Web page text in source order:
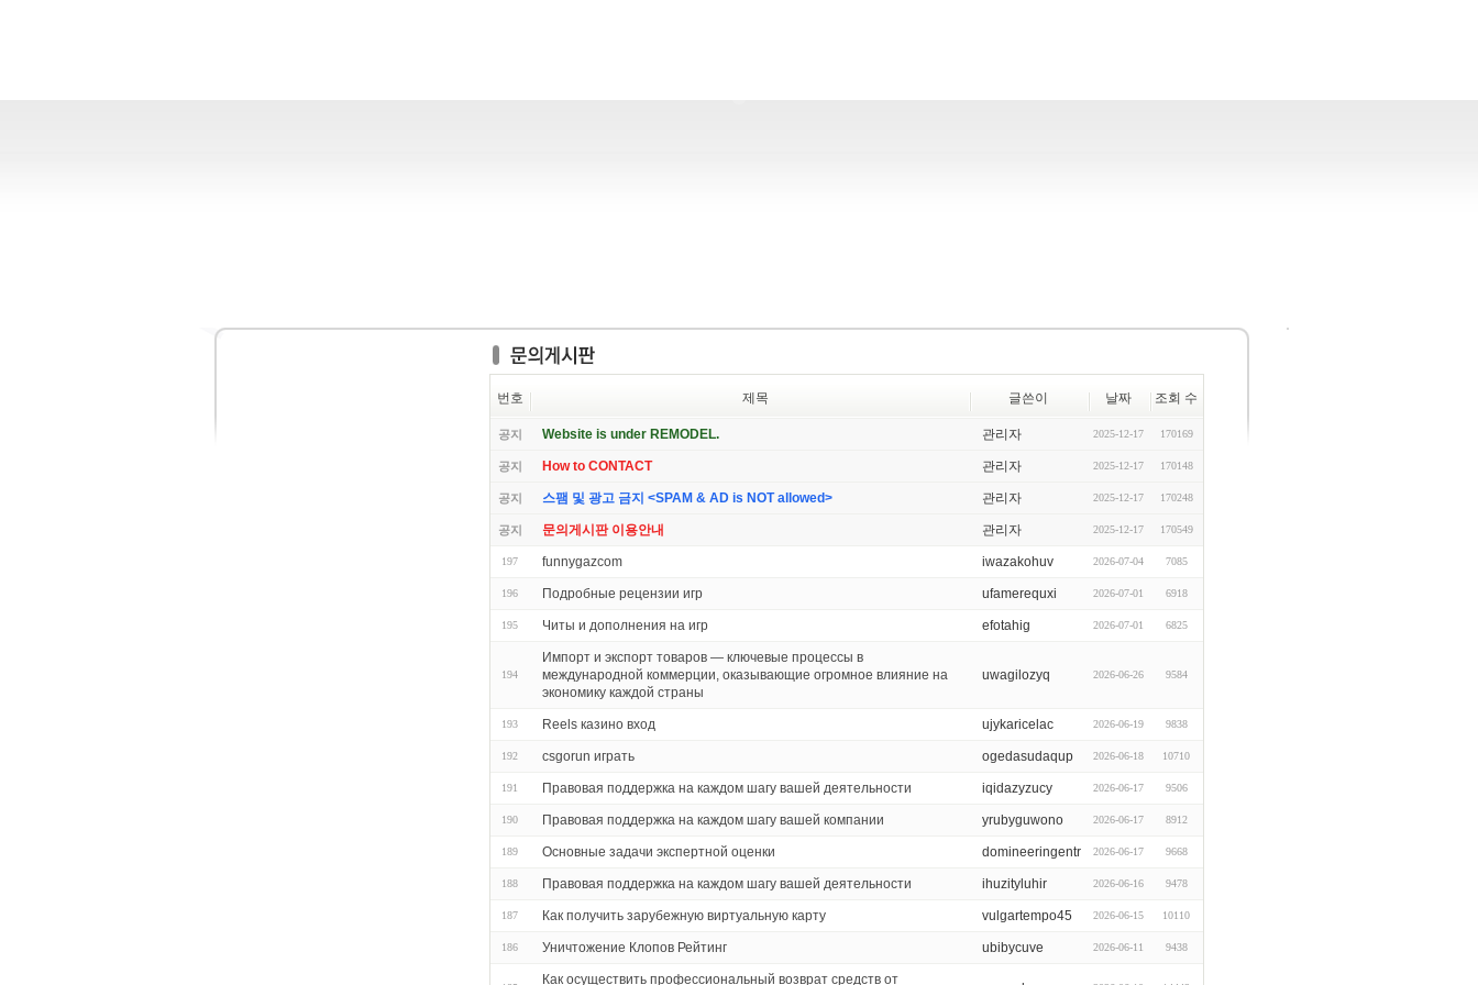
번호 제목 글쓴이 날짜 조회 수
공지 Website is under REMODEL. 관리자 2025-12-17 170169
공지 How to CONTACT 관리자 2025-12-17 170148
공지 스팸 및 광고 금지 <SPAM & AD is NOT allowed> 관리자 2025-12-17 170248
공지 문의게시판 이용안내 관리자 2025-12-17 170549
197 funnygazcom iwazakohuv 2026-07-04 7085
196 Подробные рецензии игр ufamerequxi 2026-07-01 6918
195 Читы и дополнения на игр efotahig 2026-07-01 6825
194
Импорт и экспорт товаров — ключевые процессы в
международной коммерции, оказывающие огромное влияние на
экономику каждой страны
uwagilozyq 2026-06-26 9584
193 Reels казино вход ujykaricelac 2026-06-19 9838
192 csgorun играть ogedasudaqup 2026-06-18 10710
191 Правовая поддержка на каждом шагу вашей деятельности iqidazyzucy 2026-06-17 9506
190 Правовая поддержка на каждом шагу вашей компании yrubyguwono 2026-06-17 8912
189 Основные задачи экспертной оценки domineeringentr 2026-06-17 9668
188 Правовая поддержка на каждом шагу вашей деятельности ihuzityluhir 2026-06-16 9478
187 Как получить зарубежную виртуальную карту vulgartempo45 2026-06-15 10110
186 Уничтожение Клопов Рейтинг ubibycuve 2026-06-11 9438
Как осуществить профессиональный возврат средств от